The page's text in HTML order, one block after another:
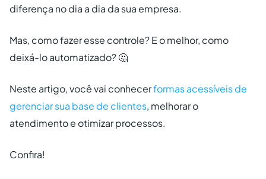
diferença no dia a dia da sua empresa.
Mas, como fazer esse controle? E o melhor, como
deixá-lo automatizado? 🤔
Neste artigo, você vai conhecerformas acessíveis de
gerenciar sua base de clientes, melhorar o
atendimento e otimizar processos.
Confira!